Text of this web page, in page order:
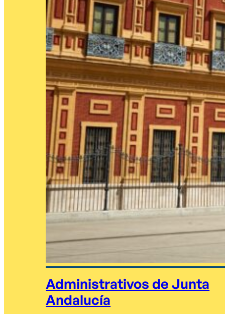
Administrativos de Junta
Andalucía